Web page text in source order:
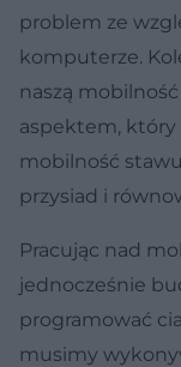
problem ze
komputerze.
naszą
aspektem,
mobilność
przysiad i
Pracując nad
jednocześnie
programować
musimy